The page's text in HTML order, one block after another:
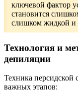
ключевой фактор
становится
слишком жидкой и
Технология и
депиляции
Техника персидской
важных этапов: